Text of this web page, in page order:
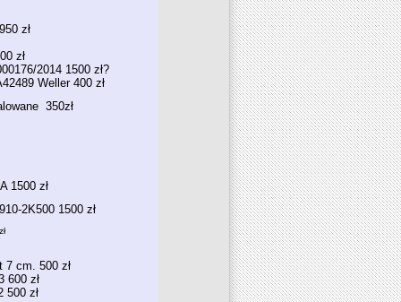
zł
zł
2014 1500 zł?
Weller 400 zł
350zł
1500 zł
2K500 1500 zł
cm. 500 zł
600 zł
500 zł